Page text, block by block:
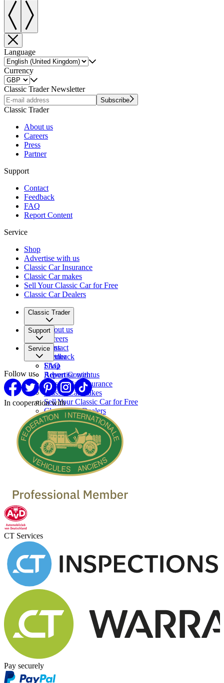
Language
Currency
Classic Trader Newsletter
Subscribe
Classic Trader
About us
Careers
Press
Partner
Support
Contact
Feedback
FAQ
Report Content
Service
Shop
Advertise with us
Classic Car Insurance
Classic Car makes
Sell Your Classic Car for Free
Classic Car Dealers
Classic Trader
About us
Careers
Press
Partner
Support
Contact
Feedback
FAQ
Report Content
Service
Shop
Advertise with us
Classic Car Insurance
Classic Car makes
Sell Your Classic Car for Free
Classic Car Dealers
Follow us
In cooperation with
CT Services
Pay securely